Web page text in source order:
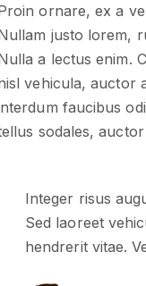
ornare, ex a
justo lorem,
a lectus enim.
vehicula, auctor
faucibus
sodales,
Integer risus
Sed laoreet
hendrerit vitae.